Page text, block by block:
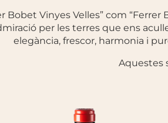
Bobet Vinyes Velles” com
per les terres que ens
elegància, frescor, harmonia i
Aquestes